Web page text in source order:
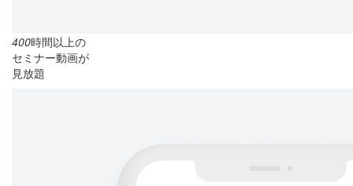
400時間以上の
セミナー動画が
見放題